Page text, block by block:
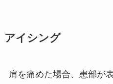
アイシング
肩を痛めた場合、患部が